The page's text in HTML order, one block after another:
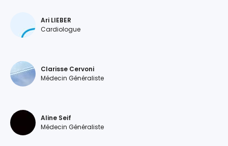
Ari LIEBER
Cardiologue
Clarisse Cervoni
Médecin Généraliste
Aline Seif
Médecin Généraliste